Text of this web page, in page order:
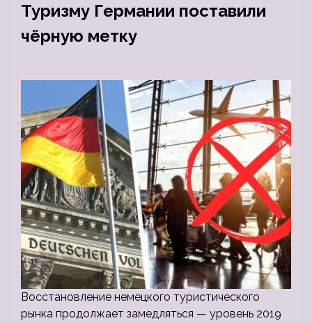
Туризму Германии поставили
чёрную метку
Восстановление немецкого туристического
рынка продолжает замедляться — уровень 2019